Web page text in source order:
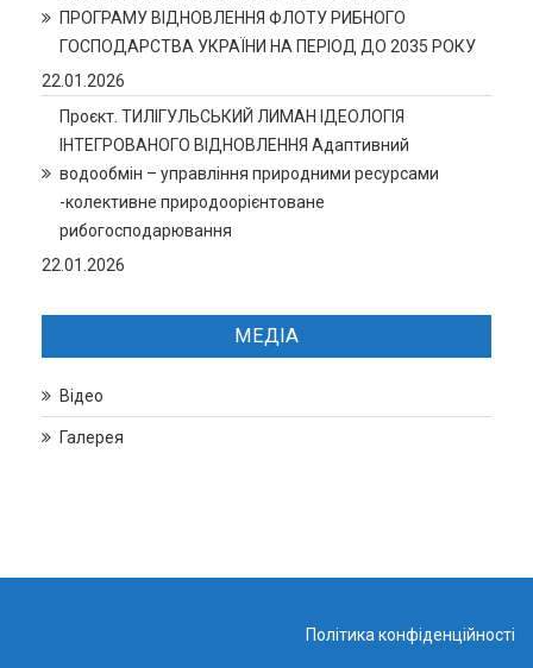
ПРОГРАМУ ВІДНОВЛЕННЯ ФЛОТУ РИБНОГО
ГОСПОДАРСТВА УКРАЇНИ НА ПЕРІОД ДО 2035 РОКУ
22.01.2026
Проєкт. ТИЛІГУЛЬСЬКИЙ ЛИМАН ІДЕОЛОГІЯ
ІНТЕГРОВАНОГО ВІДНОВЛЕННЯ Адаптивний
водообмін – управління природними ресурсами
-колективне природоорієнтоване
рибогосподарювання
22.01.2026
МЕДІА
Відео
Галерея
Політика конфіденційності